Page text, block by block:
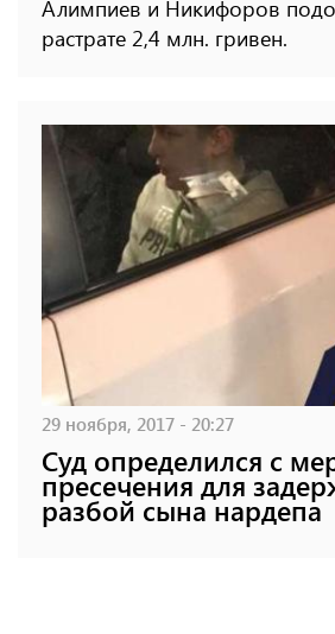
Алимпиев и Никифоров
растрате 2,4 млн. гривен.
29 ноября, 2017 - 20:27
Суд определился с
пресечения для
разбой сына нардепа